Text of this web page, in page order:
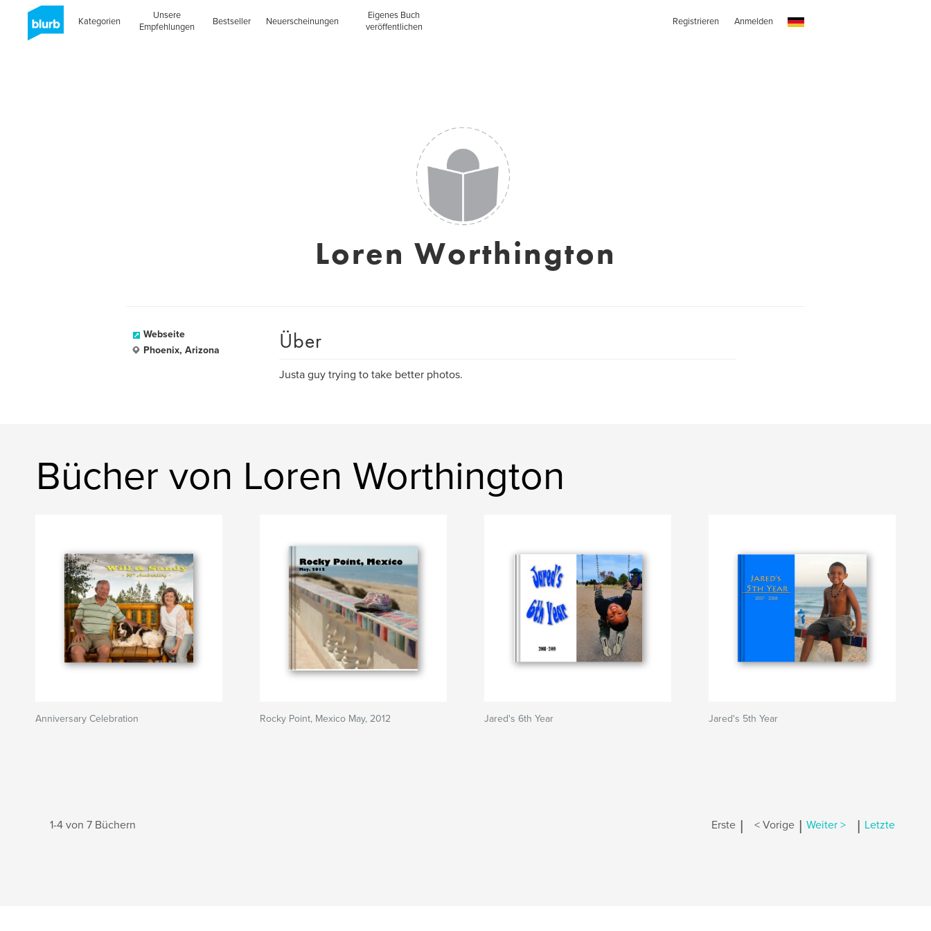
Kategorien
Unsere
Empfehlungen
Bestseller Neuerscheinungen
Eigenes Buch
veröffentlichen
Registrieren Anmelden
Loren Worthington
Webseite
Phoenix, Arizona
Über
Justa guy trying to take better photos.
Bücher von Loren Worthington
Anniversary Celebration Rocky Point, Mexico May, 2012 Jared's 6th Year Jared's 5th Year
1-4 von 7 Büchern Erste | < Vorige | Weiter > | Letzte